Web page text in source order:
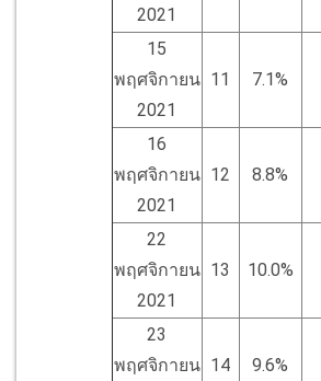
2021
15
พฤศจิกายน
2021
11 7.1%
16
พฤศจิกายน
2021
12 8.8%
22
พฤศจิกายน
2021
13 10.0%
23
พฤศจิกายน 14 9.6%